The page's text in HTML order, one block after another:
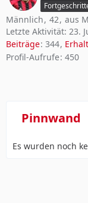
Männlich 42 aus
Letzte Aktivität: 23.
Beiträge 344
Profil-Aufrufe 450
Pinnwand
Es wurden noch